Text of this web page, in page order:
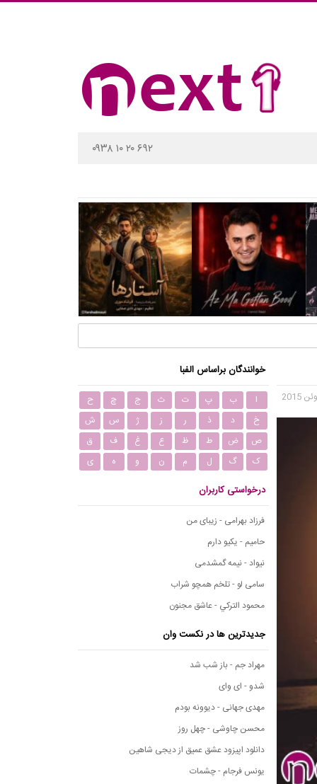
۰۹۳۸ ۱۰ ۲۰ ۶۹۲
خوانندگان براساس الفبا
ا ب پ ت ث ج چ
ح
خ
د ذ ر ز ژ س
ش
ص
ض ط ظ ع غ ف
ق
ک
گ ل م ن و ه ی
درخواستی کاربران
فرزاد بهرامی - زیبای من
حامیم - یکیو دارم
نیواد - نیمه گمشدمی
سامی لو - تلخم همچو شراب
محمود التركي - عاشق مجنون
جدیدترین ها در نکست وان
مهراد جم - باز شب شد
شدو - ای وای
مهدی جهانی - دیوونه بودم
محسن چاوشی - چهل روز
دانلود اپیزود عشق عمیق از دیجی شاهین
یونس فرجام - چشمات